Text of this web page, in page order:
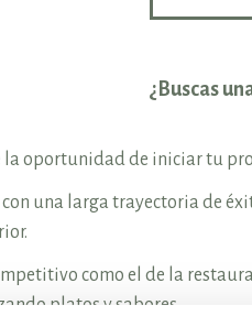
¿Buscas
la oportunidad de iniciar tu
una larga trayectoria de
como el de la
platos y sabores.